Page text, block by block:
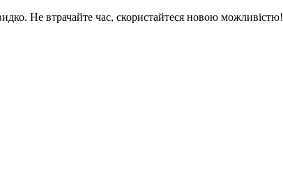
Не втрачайте час, скористайтеся новою можливістю!